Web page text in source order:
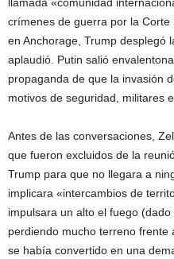
crímenes de guerra por la Corte
en Anchorage, Trump desplegó
aplaudió. Putin salió
propaganda de que la invasión
motivos de seguridad, militares
Antes de las conversaciones,
que fueron excluidos de la
Trump para que no llegara a
implicara «intercambios de
impulsara un alto el fuego
perdiendo mucho terreno frente
se había convertido en una